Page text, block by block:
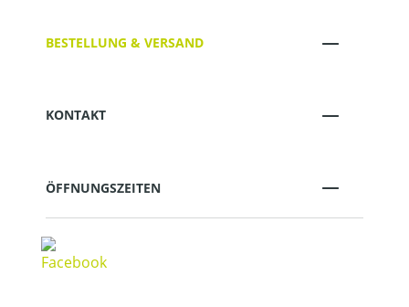
BESTELLUNG & VERSAND
KONTAKT
ÖFFNUNGSZEITEN